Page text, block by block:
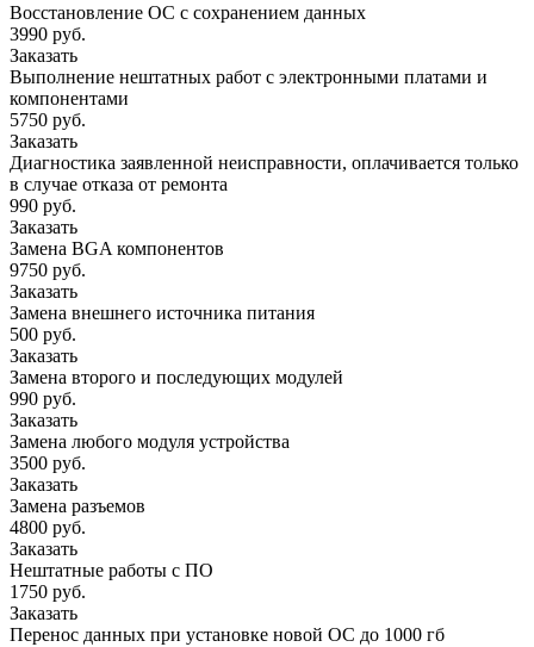
Восстановление ОС с сохранением данных
3990 руб.
Заказать
Выполнение нештатных работ с электронными платами и
компонентами
5750 руб.
Заказать
Диагностика заявленной неисправности, оплачивается только
в случае отказа от ремонта
990 руб.
Заказать
Замена BGA компонентов
9750 руб.
Заказать
Замена внешнего источника питания
500 руб.
Заказать
Замена второго и последующих модулей
990 руб.
Заказать
Замена любого модуля устройства
3500 руб.
Заказать
Замена разъемов
4800 руб.
Заказать
Нештатные работы с ПО
1750 руб.
Заказать
Перенос данных при установке новой ОС до 1000 гб